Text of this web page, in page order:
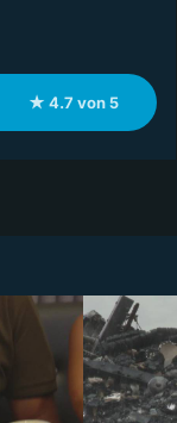
★ 4.7 von 5